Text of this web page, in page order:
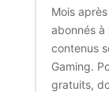
Mois
abonnés à
contenus
Gaming.
gratuits,